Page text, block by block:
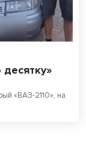
«ВАЗ-2110», на